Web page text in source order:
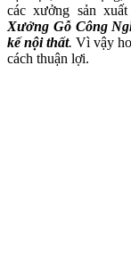
các xưởng sản
Xưởng Gỗ Công
kế nội thất. Vì vậy
cách thuận lợi.